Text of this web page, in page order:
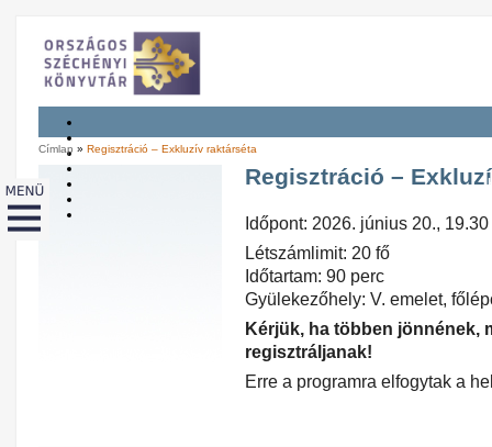
Címlap » Regisztráció – Exkluzív raktárséta
Regisztráció –
Időpont: 2026. június 20., 19.30
Létszámlimit: 20 fő
Időtartam: 90 perc
Gyülekezőhely: V. emelet,
Kérjük, ha többen jönnének,
regisztráljanak!
Erre a programra elfogytak a